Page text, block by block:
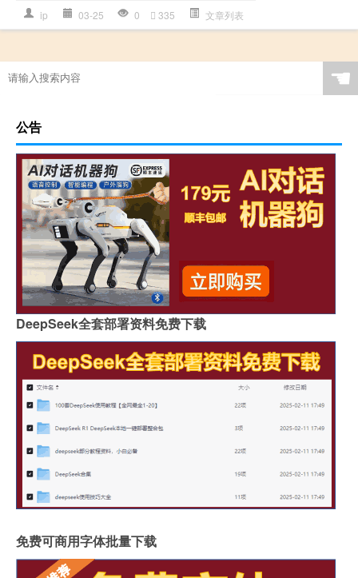
ip 03-25 0 335 文章列表
☚
公告
DeepSeek全套部署资料免费下载
免费可商用字体批量下载